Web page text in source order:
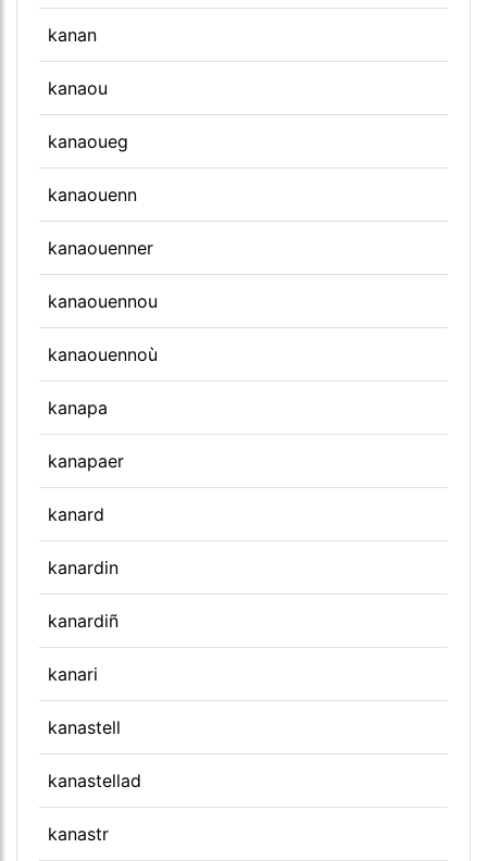
kanan
kanaou
kanaoueg
kanaouenn
kanaouenner
kanaouennou
kanaouennoù
kanapa
kanapaer
kanard
kanardin
kanardiñ
kanari
kanastell
kanastellad
kanastr